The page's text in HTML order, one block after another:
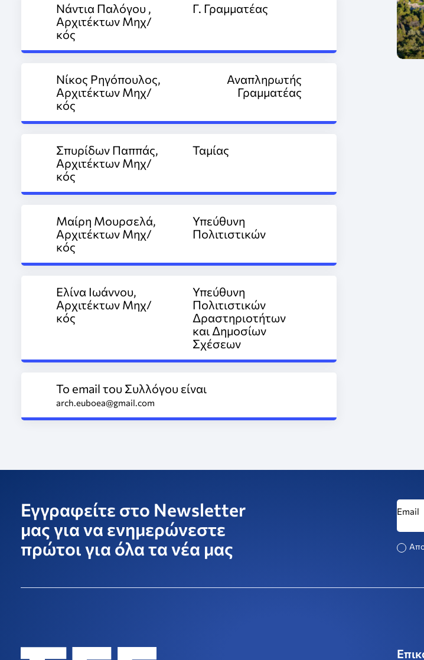
Νάντια Παλόγου ,
Αρχιτέκτων Μηχ/
κός
Γ. Γραμματέας
Νίκος Ρηγόπουλος,
Αρχιτέκτων Μηχ/
κός
Αναπληρωτής
Γραμματέας
Σπυρίδων Παππάς,
Αρχιτέκτων Μηχ/
κός
Ταμίας
Μαίρη Μουρσελά,
Αρχιτέκτων Μηχ/
κός
Υπεύθυνη
Πολιτιστικών
Ελίνα Ιωάννου,
Αρχιτέκτων Μηχ/
κός
Υπεύθυνη
Πολιτιστικών
Δραστηριοτήτων
και Δημοσίων
Σχέσεων
Το email του Συλλόγου είναι
arch.euboea@gmail.com
Εγγραφείτε στο Newsletter
μας για να ενημερώνεστε
πρώτοι για όλα τα νέα μας